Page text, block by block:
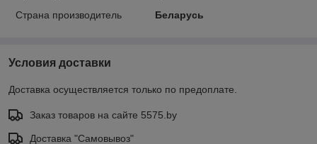
Страна производитель
Беларусь
Условия доставки
Доставка осуществляется только по предоплате.
Заказ товаров на сайте 5575.by
Доставка "Самовывоз"